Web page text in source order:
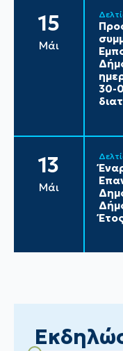
15
Μάι
30-
13
Μάι